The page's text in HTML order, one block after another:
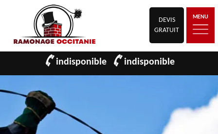
DEVIS
GRATUIT
MENU
indisponible indisponible